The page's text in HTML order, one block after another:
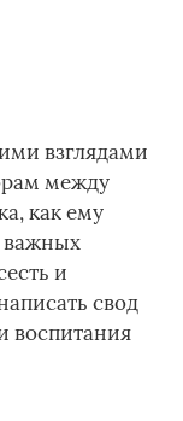
взглядами
между
как ему
важных
и
свод
воспитания